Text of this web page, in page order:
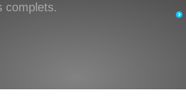
complets.